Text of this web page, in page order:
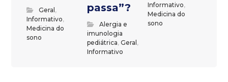
Geral,
Informativo,
Medicina do
sono
passa”?
Alergia e
imunologia
pediátrica,Geral,
Informativo
Informativo,
Medicina do
sono